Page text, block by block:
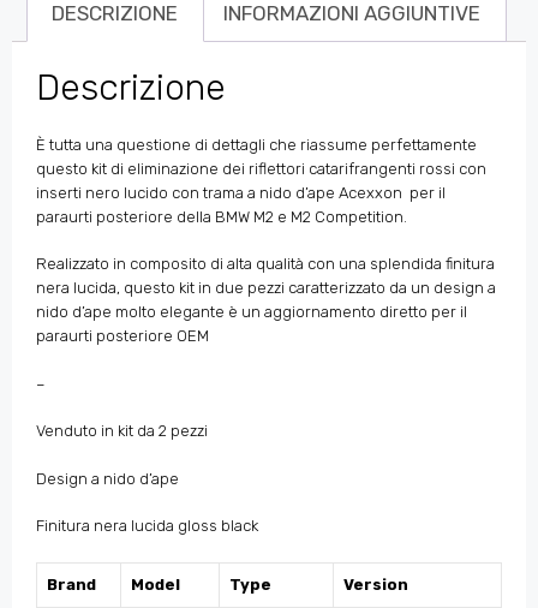
DESCRIZIONE INFORMAZIONI AGGIUNTIVE
Descrizione
È tutta una questione di dettagli che riassume perfettamente
questo kit di eliminazione dei riflettori catarifrangenti rossi con
inserti nero lucido con trama a nido d’ape Acexxon per il
paraurti posteriore della BMW M2 e M2 Competition.
Realizzato in composito di alta qualità con una splendida finitura
nera lucida, questo kit in due pezzi caratterizzato da un design a
nido d’ape molto elegante è un aggiornamento diretto per il
paraurti posteriore OEM
–
Venduto in kit da 2 pezzi
Design a nido d’ape
Finitura nera lucida gloss black
Brand Model Type Version